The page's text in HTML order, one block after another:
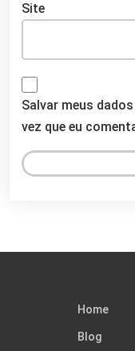
Site
Salvar meus
vez que eu
Home
Blog